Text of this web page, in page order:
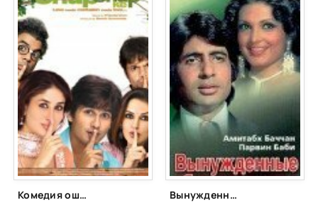
Комедия ошибок (2006) Вынужденные обстоятельства (1974)